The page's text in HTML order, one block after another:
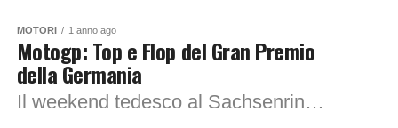
MOTORI 1 anno ago
Motogp: Top e Flop del Gran Premio
della Germania
Il weekend tedesco al Sachsenring ha offerto uno spettacolo ricco di colpi di scena, con il dominio incontrastato di Marc Márquez da un lato e una...